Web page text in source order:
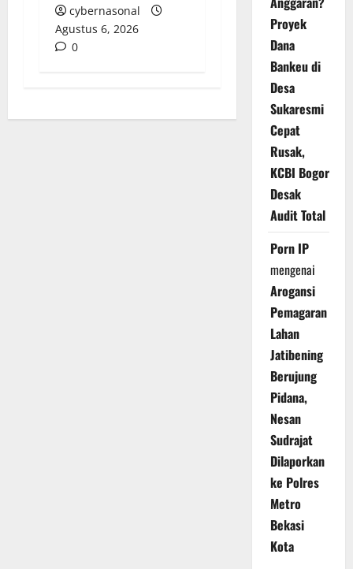
cybernasonal
Agustus 6, 2026
0
Proyek
Dana
Bankeu di
Desa
Sukaresmi
Cepat
Rusak,
KCBI Bogor
Desak
Audit Total
Porn IP
mengenai
Arogansi
Pemagaran
Lahan
Jatibening
Berujung
Pidana,
Nesan
Sudrajat
Dilaporkan
ke Polres
Metro
Bekasi
Kota